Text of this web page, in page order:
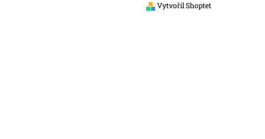
Vytvořil Shoptet